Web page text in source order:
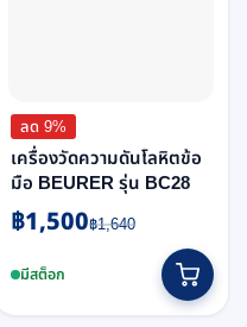
ลด 9%
เครื่องวัดความดันโลหิตข้อ
มือ BEURER รุ่น BC28
฿1,640
Original
was:
฿1,500
Current
is:มีสต็อก